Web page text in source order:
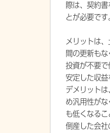
際は、契約
とが必要です
メリットは
間の更新も
投資が不要で
安定した収益
デメリット
め汎用性が
も低くなる
倒産した会社